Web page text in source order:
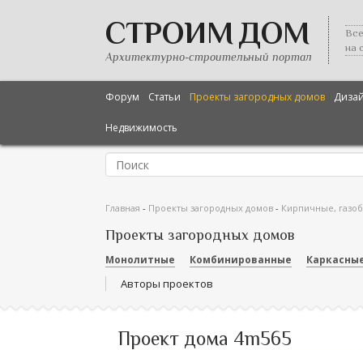
СТРОИМ ДОМ
Архитектурно-строительный портал
на
Форум Статьи Проекты загородных домов
Недвижимость
Главная - Проекты загородных домов - Кирпичные,
Проекты загородных домов
Монолитные Комбинированные
Авторы проектов
Проект дома 4m565